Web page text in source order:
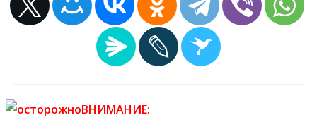
ВНИМАНИЕ: